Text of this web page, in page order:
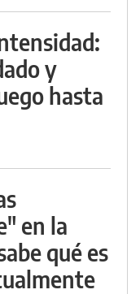
y
hasta
en la
qué es